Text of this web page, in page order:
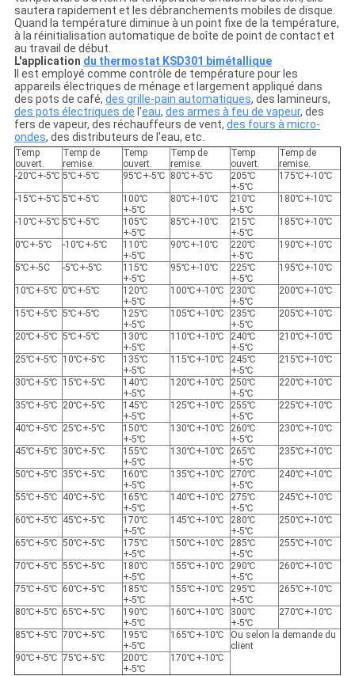
sautera rapidement et les débranchements mobiles de disque.
Quand la température diminue à un point fixe de la température,
à la réinitialisation automatique de boîte de point de contact et
au travail de début.
L'application du thermostat KSD301 bimétallique
Il est employé comme contrôle de température pour les
appareils électriques de ménage et largement appliqué dans
des pots de café, des grille-pain automatiques, des lamineurs,
des pots électriques de l'eau, des armes à feu de vapeur, des
fers de vapeur, des réchauffeurs de vent, des fours à micro-
ondes, des distributeurs de l'eau, etc.
Temp
ouvert.
Temp de
remise.
Temp
ouvert.
Temp de
remise.
Temp
ouvert.
Temp de
remise.
-20℃+-5℃ 5℃+-5℃ 95℃+-5℃ 80℃+-5℃
205℃
+-5℃
175℃+-10℃
-15℃+-5℃ 5℃+-5℃
100℃
+-5℃
80℃+-10℃
210℃
+-5℃
180℃+-10℃
-10℃+-5℃ 5℃+-5℃
105℃
+-5℃
85℃+-10℃
215℃
+-5℃
185℃+-10℃
0℃+-5℃ -10℃+-5℃
110℃
+-5℃
90℃+-10℃
220℃
+-5℃
190℃+-10℃
5℃+-5C -5℃+-5℃
115℃
+-5℃
95℃+-10℃
225℃
+-5℃
195℃+-10℃
10℃+-5℃ 0℃+-5℃
120℃
+-5℃
100℃+-10℃
230℃
+-5℃
200℃+-10℃
15℃+-5℃ 5℃+-5℃
125℃
+-5℃
105℃+-10℃
235℃
+-5℃
205℃+-10℃
20℃+-5℃ 5℃+-5℃
130℃
+-5℃
110℃+-10℃
240℃
+-5℃
210℃+-10℃
25℃+-5℃ 10℃+-5℃
135℃
+-5℃
115℃+-10℃
245℃
+-5℃
215℃+-10℃
30℃+-5℃ 15℃+-5℃
140℃
+-5℃
120℃+-10℃
250℃
+-5℃
220℃+-10℃
35℃+-5℃ 20℃+-5℃
145℃
+-5℃
125℃+-10℃
255℃
+-5℃
225℃+-10℃
40℃+-5℃ 25℃+-5℃
150℃
+-5℃
130℃+-10℃
260℃
+-5℃
230℃+-10℃
45℃+-5℃ 30℃+-5℃
155℃
+-5℃
130℃+-10℃
265℃
+-5℃
235℃+-10℃
50℃+-5℃ 35℃+-5℃
160℃
+-5℃
135℃+-10℃
270℃
+-5℃
240℃+-10℃
55℃+-5℃ 40℃+-5℃
165℃
+-5℃
140℃+-10℃
275℃
+-5℃
245℃+-10℃
60℃+-5℃ 45℃+-5℃
170℃
+-5℃
145℃+-10℃
280℃
+-5℃
250℃+-10℃
65℃+-5℃ 50℃+-5℃
175℃
+-5℃
150℃+-10℃
285℃
+-5℃
255℃+-10℃
70℃+-5℃ 55℃+-5℃
180℃
+-5℃
155℃+-10℃
290℃
+-5℃
260℃+-10℃
75℃+-5℃ 60℃+-5℃
185℃
+-5℃
155℃+-10℃
295℃
+-5℃
265℃+-10℃
80℃+-5℃ 65℃+-5℃
190℃
+-5℃
160℃+-10℃
300℃
+-5℃
270℃+-10℃
85℃+-5℃ 70℃+-5℃
195℃
+-5℃
165℃+-10℃
Ou selon la demande du
client
90℃+-5℃ 75℃+-5℃
200℃
+-5℃
170℃+-10℃